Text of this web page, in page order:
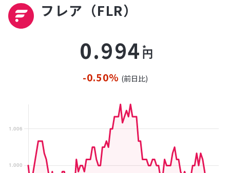
フレア（FLR）
0.994 円
-0.50% (前日比)